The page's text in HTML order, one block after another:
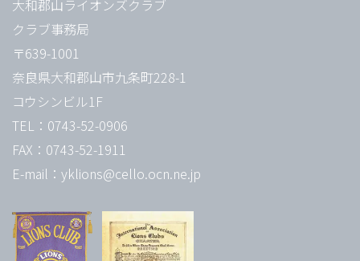
大和郡山ライオンズクラブ
クラブ事務局
〒639-1001
奈良県大和郡山市九条町228-1
コウシンビル1F
TEL：0743-52-0906
FAX：0743-52-1911
E-mail：yklions@cello.ocn.ne.jp